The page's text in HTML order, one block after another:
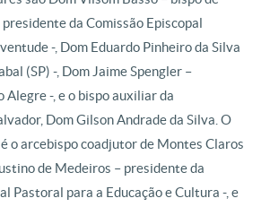
da Comissão Episcopal
-, Dom Eduardo Pinheiro da Silva
(SP) -, Dom Jaime Spengler –
Alegre -, e o bispo auxiliar da
Dom Gilson Andrade da Silva. O
o arcebispo coadjutor de Montes Claros
de Medeiros – presidente da
Pastoral para a Educação e Cultura -, e